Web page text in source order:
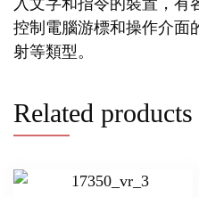
控制電腦游標和操作介面
射等類型。
Related products